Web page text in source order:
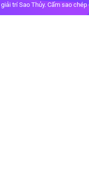
trí Sao Thủy. Cấm sao